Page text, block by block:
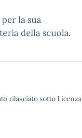
per la sua
della scuola.
rilasciato sotto Licenza